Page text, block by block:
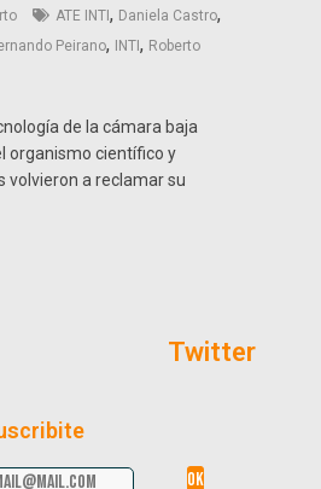
ATE INTI, Daniela Castro,
Peirano, INTI, Roberto
de la cámara baja
organismo científico y
volvieron a reclamar su
Twitter